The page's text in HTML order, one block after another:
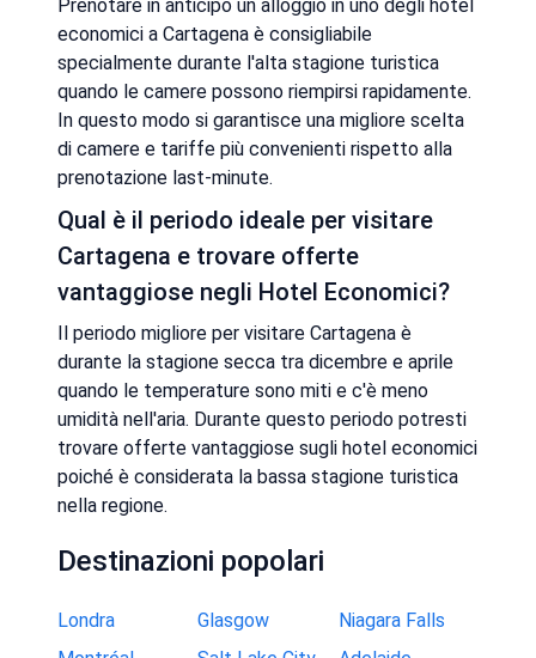
Prenotare in anticipo un alloggio in uno degli hotel
economici a Cartagena è consigliabile
specialmente durante l'alta stagione turistica
quando le camere possono riempirsi rapidamente.
In questo modo si garantisce una migliore scelta
di camere e tariffe più convenienti rispetto alla
prenotazione last-minute.
Qual è il periodo ideale per visitare
Cartagena e trovare offerte
vantaggiose negli Hotel Economici?
Il periodo migliore per visitare Cartagena è
durante la stagione secca tra dicembre e aprile
quando le temperature sono miti e c'è meno
umidità nell'aria. Durante questo periodo potresti
trovare offerte vantaggiose sugli hotel economici
poiché è considerata la bassa stagione turistica
nella regione.
Destinazioni popolari
Londra Glasgow
Niagara Falls